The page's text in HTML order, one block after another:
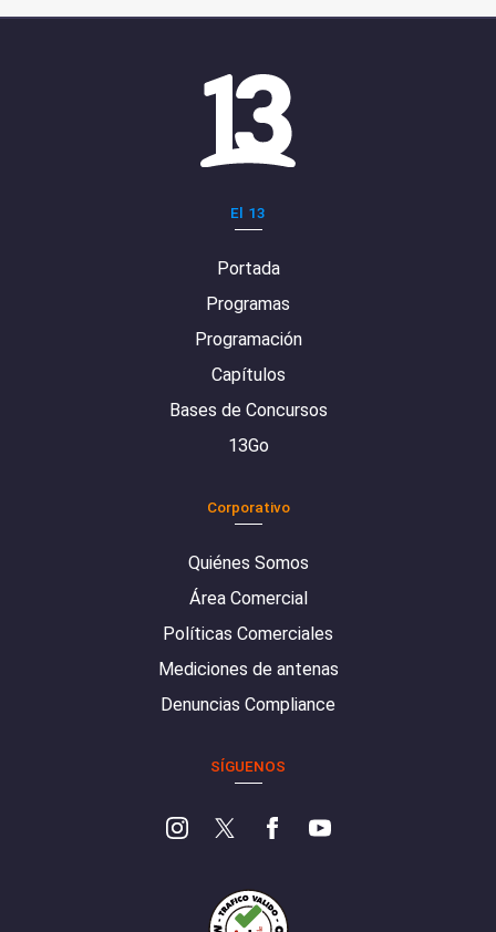
El 13
Portada
Programas
Programación
Capítulos
Bases de Concursos
13Go
Corporativo
Quiénes Somos
Área Comercial
Políticas Comerciales
Mediciones de antenas
Denuncias Compliance
SÍGUENOS